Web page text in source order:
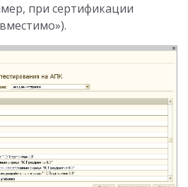
при сертификации